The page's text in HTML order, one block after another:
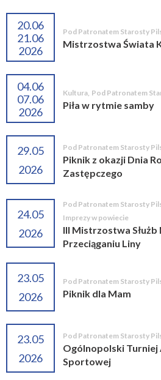
20.06
21.06
2026
Pod Patronatem Starosty
Mistrzostwa Świata
04.06
07.06
2026
Kultura, Pod Patronatem
Piła w rytmie samby
29.05
2026
Pod Patronatem Starosty
Piknik z okazji Dnia
Zastępczego
24.05
2026
Pod Patronatem Starosty
Imprezy w powiecie
III Mistrzostwa
Przeciąganiu Liny
23.05
2026
Pod Patronatem Starosty
Piknik dla Mam
23.05
2026
Pod Patronatem Starosty
Ogólnopolski
Sportowej